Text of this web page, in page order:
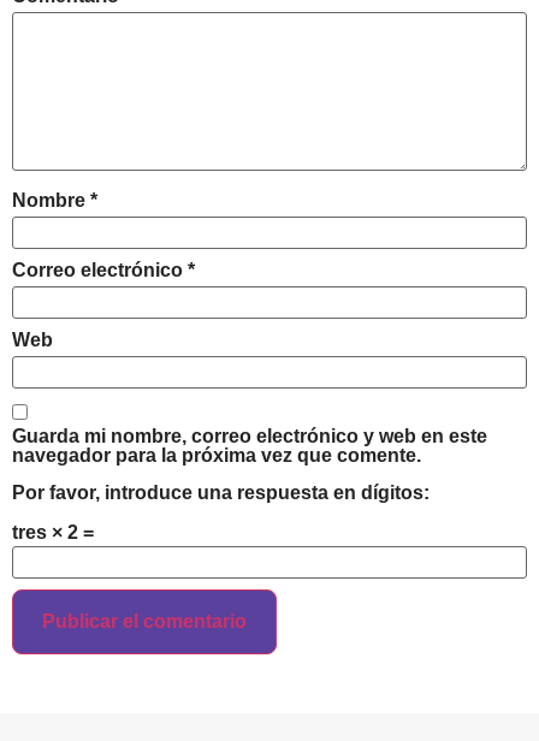
Nombre *
Correo electrónico *
Web
Guarda mi nombre, correo electrónico y web en este
navegador para la próxima vez que comente.
Por favor, introduce una respuesta en dígitos:
tres × 2 =